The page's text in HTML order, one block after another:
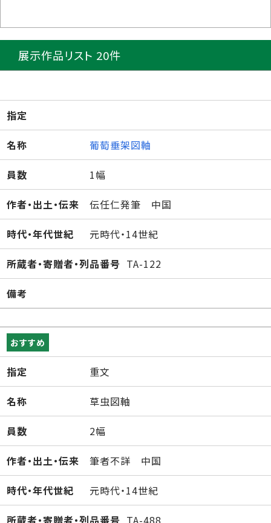
展示作品リスト 20件
指定
名称 葡萄垂架図軸
員数 1幅
作者・出土・伝来 伝任仁発筆 中国
時代・年代世紀 元時代・14世紀
所蔵者・寄贈者・列品番号 TA-122
備考
おすすめ
指定 重文
名称 草虫図軸
員数 2幅
作者・出土・伝来 筆者不詳 中国
時代・年代世紀 元時代・14世紀
所蔵者・寄贈者・列品番号 TA-488